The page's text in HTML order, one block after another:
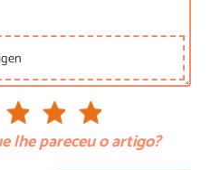
lhe pareceu o artigo?